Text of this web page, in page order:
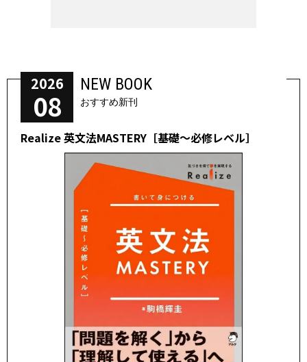
2026
08
NEW BOOK
おすすめ新刊
Realize 英文法MASTERY［基礎～必修レベル］